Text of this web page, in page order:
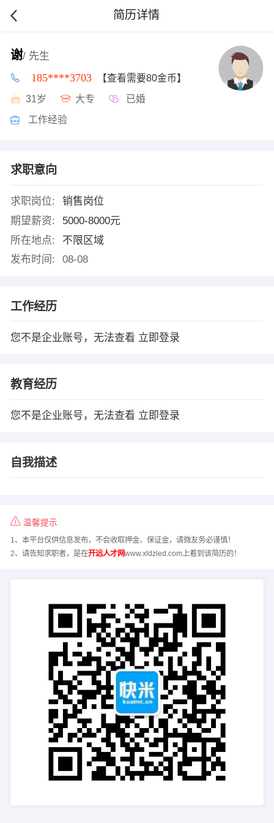
简历详情
谢/ 先生
185****3703 【查看需要80金币】
31岁 大专 已婚
工作经验
求职意向
求职岗位:
销售岗位
期望薪资:
5000-8000元
所在地点:
不限区域
发布时间:
08-08
工作经历
您不是企业账号，无法查看 立即登录
教育经历
您不是企业账号，无法查看 立即登录
自我描述
温馨提示
1、本平台仅供信息发布，不会收取押金、保证金，请微友务必谨慎！
2、请告知求职者，是在开远人才网www.xldzled.com上看到该简历的！